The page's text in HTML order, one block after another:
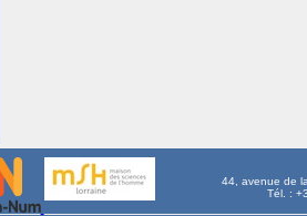
44, avenue de
Tél. :